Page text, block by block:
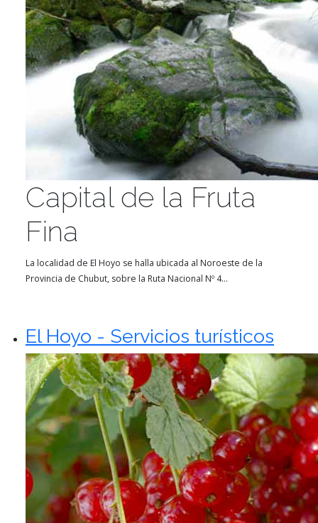
Capital de la Fruta
Fina
La localidad de El Hoyo se halla ubicada al Noroeste de la
Provincia de Chubut, sobre la Ruta Nacional Nº 4...
El Hoyo - Servicios turísticos